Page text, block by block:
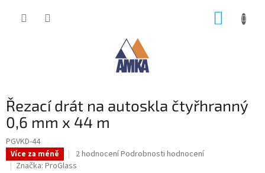
Řezací drát na autoskla čtyřhranný
0,6 mm x 44 m
PGVKD-44
Více za méně
Průměrné
hodnocení
2 hodnoceníPodrobnosti hodnocení
Značka: ProGlass